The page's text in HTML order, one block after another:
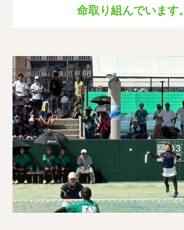
命取り組んでいます。